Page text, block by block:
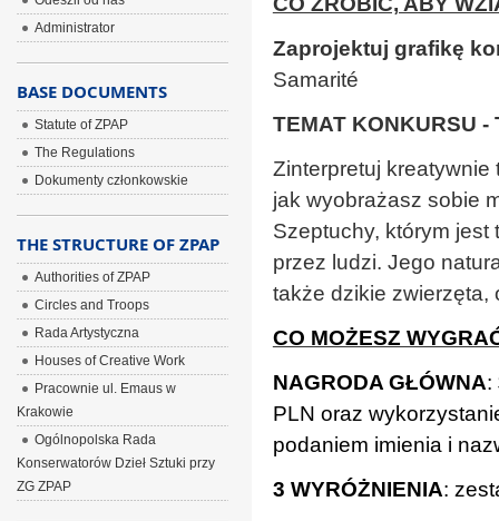
Zaprojektuj grafikę
Samarité
TEMAT KONKURSU -
Zinterpretuj kreatywnie
jak wyobrażasz sobie
Szeptuchy, którym jest
przez ludzi. Jego
także dzikie zwierzęta,
CO MOŻESZ
NAGRODA GŁÓWNA:
PLN oraz
podaniem imienia i
3 WYRÓŻNIENIA:
Administrator
BASE DOCUMENTS
Statute of ZPAP
The Regulations
Dokumenty członkowskie
THE STRUCTURE OF ZPAP
Authorities of ZPAP
Circles and Troops
Rada Artystyczna
Houses of Creative Work
Pracownie ul. Emaus w
Krakowie
Ogólnopolska Rada
Konserwatorów Dzieł Sztuki przy
ZG ZPAP